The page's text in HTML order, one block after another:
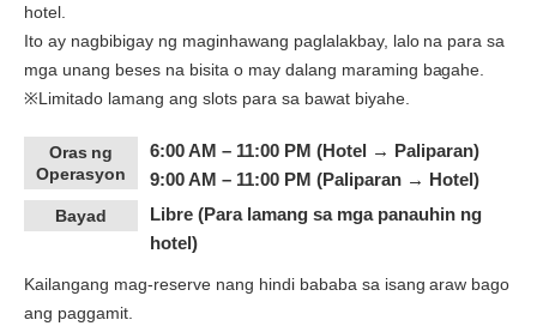
hotel.
Ito ay nagbibigay ng maginhawang paglalakbay, lalo na para sa
mga unang beses na bisita o may dalang maraming bagahe.
※Limitado lamang ang slots para sa bawat biyahe.
Oras ng
Operasyon
6:00 AM – 11:00 PM (Hotel → Paliparan)​
9:00 AM – 11:00 PM (Paliparan → Hotel)​
Bayad
Libre (Para lamang sa mga panauhin ng
hotel)
Kailangang mag-reserve nang hindi bababa sa isang araw bago
ang paggamit.